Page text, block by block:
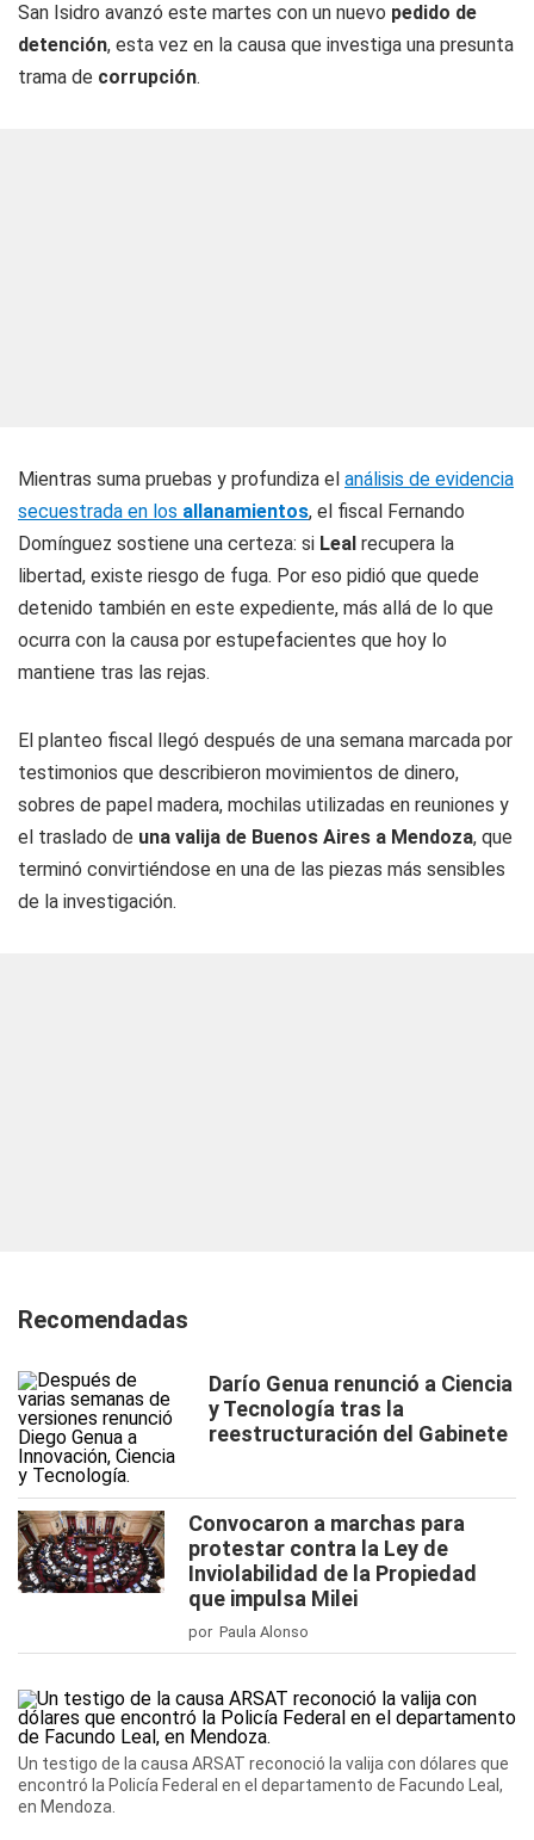
San Isidro avanzó este martes con un nuevo pedido de
detención, esta vez en la causa que investiga una presunta
trama de corrupción.
Mientras suma pruebas y profundiza el análisis de evidencia
secuestrada en los allanamientos, el fiscal Fernando
Domínguez sostiene una certeza: si Leal recupera la
libertad, existe riesgo de fuga. Por eso pidió que quede
detenido también en este expediente, más allá de lo que
ocurra con la causa por estupefacientes que hoy lo
mantiene tras las rejas.
El planteo fiscal llegó después de una semana marcada por
testimonios que describieron movimientos de dinero,
sobres de papel madera, mochilas utilizadas en reuniones y
el traslado de una valija de Buenos Aires a Mendoza, que
terminó convirtiéndose en una de las piezas más sensibles
de la investigación.
Recomendadas
Darío Genua renunció a Ciencia
y Tecnología tras la
reestructuración del Gabinete
Convocaron a marchas para
protestar contra la Ley de
Inviolabilidad de la Propiedad
que impulsa Milei
por Paula Alonso
Un testigo de la causa ARSAT reconoció la valija con dólares que
encontró la Policía Federal en el departamento de Facundo Leal,
en Mendoza.